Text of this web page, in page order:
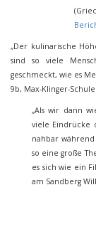
„Der kulinarische
sind so viele
geschmeckt, wie es
9b, Max-Klinger-
„Als wir dann
viele Eindrücke
nahbar
so eine große
es sich wie ein
am Sandberg